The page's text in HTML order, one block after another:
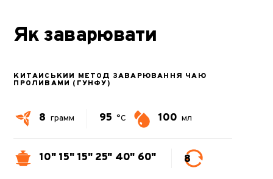
Як заварювати
КИТАЙСЬКИЙ МЕТОД ЗАВАРЮВАННЯ ЧАЮ
ПРОЛИВАМИ (ГУНФУ)
8 грамм 95 °C 100 мл
10" 15" 15" 25" 40" 60" 8